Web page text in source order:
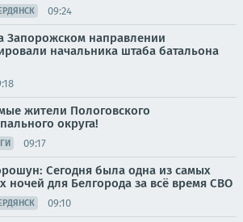
09:24
Запорожском направлении
начальника штаба батальона
жители Пологовского
округа!
09:17
Сегодня была одна из самых
ночей для Белгорода за всё время СВО
09:10